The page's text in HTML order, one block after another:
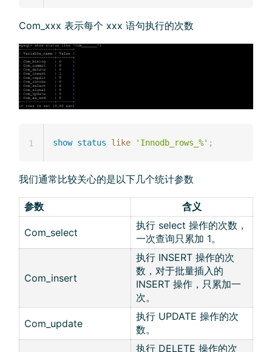
Com_xxx 表示每个 xxx 语句执行的次数
show status like 'Innodb_rows_%' ;
1
我们通常比较关心的是以下几个统计参数
参数 含义
Com_select
执行 select 操作的次数，
一次查询只累加 1。
Com_insert
执行 INSERT 操作的次
数，对于批量插入的
INSERT 操作，只累加一
次。
Com_update
执行 UPDATE 操作的次
数。
执行 DELETE 操作的次